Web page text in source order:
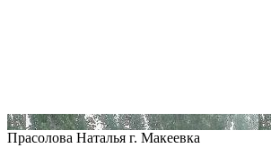
Прасолова Наталья г. Макеевка